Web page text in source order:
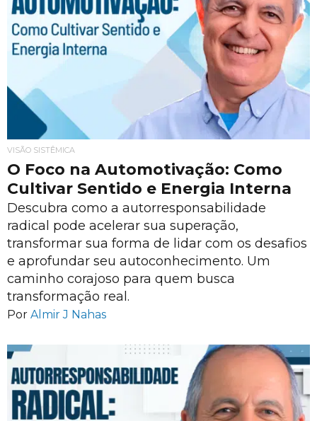
VISÃO SISTÊMICA
O Foco na Automotivação: Como
Cultivar Sentido e Energia Interna
Descubra como a autorresponsabilidade
radical pode acelerar sua superação,
transformar sua forma de lidar com os desafios
e aprofundar seu autoconhecimento. Um
caminho corajoso para quem busca
transformação real.
Por Almir J Nahas